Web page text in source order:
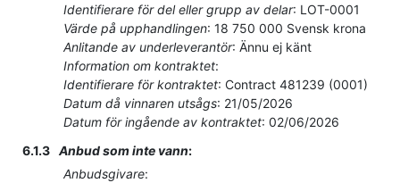
Identifierare för del eller grupp av delar: LOT-0001
Värde på upphandlingen: 18 750 000 Svensk krona
Anlitande av underleverantör: Ännu ej känt
Information om kontraktet:
Identifierare för kontraktet: Contract 481239 (0001)
Datum då vinnaren utsågs: 21/05/2026
Datum för ingående av kontraktet: 02/06/2026
6.1.3 Anbud som inte vann:
Anbudsgivare: